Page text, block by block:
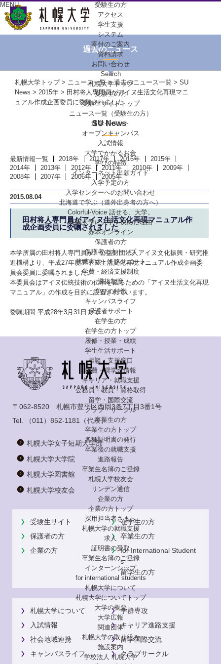
MENU
受験生の方
アクセス
学生支援
システム
寄付のご案内
資料請求
お問い合わせ
Search
札幌大学トップ
受験生の方
受験生サイトトップ
ニュース一覧（受験生の方）
進学イベント
オープンキャンパス
入試情報
大学でかかるお金
学びの特徴
インターネット出願ガイド
入学予定の方
入学センターへのお問い合わせ
北海道で学ぶ（道外出身者の方へ）
Colorful-Voice 話せる、大学。
札幌大学に入学を決めた理由
赤本オンライン
保護者の方
保護者の方トップ
就職実績・進路サポート
学費・経済支援制度
選抜制度
学びの特徴
キャンパスライフ
保護者サポート
在学生の方
在学生の方トップ
履修・授業・成績
学生生活サポート
相談・支援窓口
学費・奨学金情報
キャリア・就職支援
公務員・教員・資格取得
留学・国際交流
クラブ・サークル
卒業生の方
卒業生の方トップ
各種証明書の発行
卒業後の就職支援
進路報告
卒業生名簿のご登録
札幌大学校友会
リンデン通信
企業の方
企業の方トップ
採用担当者さまへ
札幌大学の就職支援
求人
証明書の受取
卒業生名簿のご登録
インターンシップ
for international students
札幌大学について
札幌大学についてトップ
大学の概要
大学広報
関連団体
札幌大学の取り組み
施設案内
学校法人 札幌大学
過去のニュース
札幌大学トップ> ニュース一覧>過去のニュース一覧 > SU
News > 2015年 > 田村将人専門員がアイヌ生活文化再現マニ
ュアル作成企画委員に委嘱されました
SU News
最新情報一覧 2018年 2017年 2016年
2015年
2014年
2013年 2012年 2011年 2010年
2009年
2008年
2007年 2006年 2005年
2015.08.04
田村将人専門員がアイヌ生活文化再現マニュアル作
成企画委員に委嘱されました
本学所属の田村将人専門員が、公益財団法人アイヌ文化振興・研究推
進機構より、平成27年度アイヌ生活文化再現マニュアル作成企画委
員会委員に委嘱されました。
本委員会はアイヌ伝統技術の伝承を図るための「アイヌ生活文化再現
マニュアル」の作成を目的に設置されています。
委嘱期間:平成28年3月31日まで
〒062-8520 札幌市豊平区西岡3条7丁目3番1号
Tel.
（011）852-1181 （代表）
札幌大学女子短期大学部
札幌大学大学院
札幌大学図書館
札幌大学校友会
受験生サイト
在学生の方
保護者の方
卒業生の方
企業の方
for International Student
s
留学生の方
札幌大学について
学群専攻
入試情報
キャリア進路支援
社会地域連携
留学国際交流
キャンパスライフ
クラブサークル